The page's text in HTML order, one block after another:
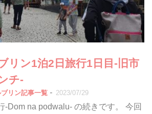
リン1泊2日旅行1日目-旧市
チ-
ブリン記事一覧 - 2023/07/29
-Dom na podwalu- の続きです。 今回